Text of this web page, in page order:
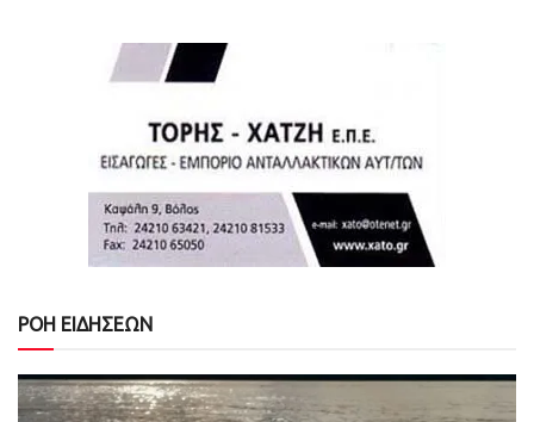
ΡΟΗ ΕΙΔΗΣΕΩΝ